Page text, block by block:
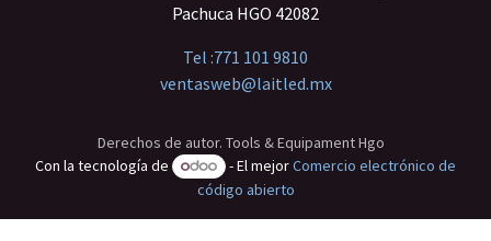
Pachuca HGO 42082
Tel :771 101 9810
ventasweb@laitled.mx
Derechos de autor. Tools & Equipament Hgo
Con la tecnología de
- El mejorComercio electrónico de
código abierto